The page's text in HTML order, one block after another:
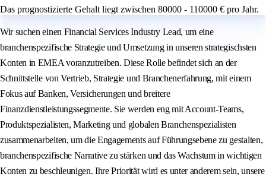
Das prognostizierte Gehalt liegt zwischen 80000 - 110000 € pro Jahr.
Wir suchen einen Financial Services Industry Lead, um eine
branchenspezifische Strategie und Umsetzung in unseren strategischsten
Konten in EMEA voranzutreiben. Diese Rolle befindet sich an der
Schnittstelle von Vertrieb, Strategie und Branchenerfahrung, mit einem
Fokus auf Banken, Versicherungen und breitere
Finanzdienstleistungssegmente. Sie werden eng mit Account-Teams,
Produktspezialisten, Marketing und globalen Branchenspezialisten
zusammenarbeiten, um die Engagements auf Führungsebene zu gestalten,
branchenspezifische Narrative zu stärken und das Wachstum in wichtigen
Konten zu beschleunigen. Ihre Priorität wird es unter anderem sein, unsere